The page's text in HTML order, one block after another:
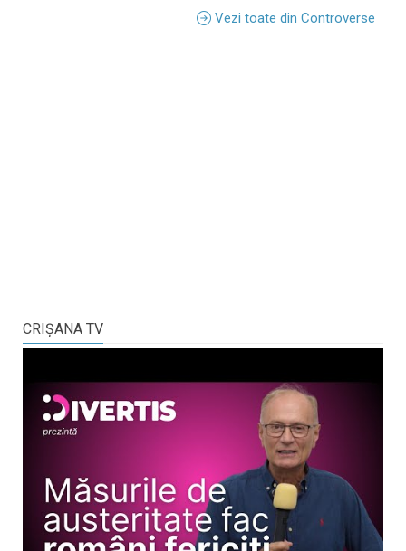
Vezi toate din Controverse
CRIŞANA TV